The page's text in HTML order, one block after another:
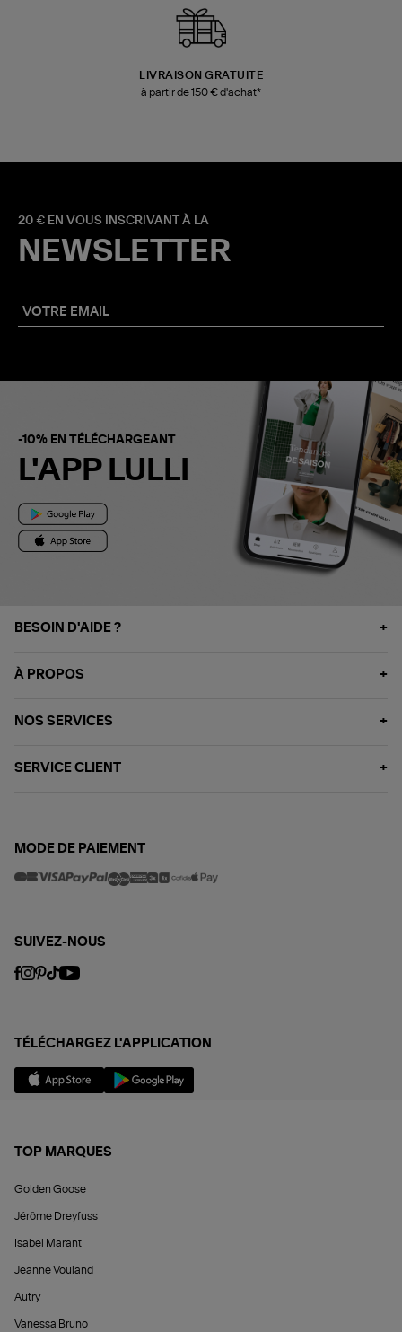
LIVRAISON GRATUITE
à partir de 150 € d'achat*
20 € EN VOUS INSCRIVANT À LA
NEWSLETTER
-10% EN TÉLÉCHARGEANT
L'APP LULLI
BESOIN D'AIDE ?
À PROPOS
NOS SERVICES
SERVICE CLIENT
MODE DE PAIEMENT
SUIVEZ-NOUS
TÉLÉCHARGEZ L'APPLICATION
TOP MARQUES
Golden Goose
Jérôme Dreyfuss
Isabel Marant
Jeanne Vouland
Autry
Vanessa Bruno